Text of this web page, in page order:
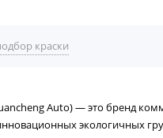
краски
Auto) — это бренд
экологичных